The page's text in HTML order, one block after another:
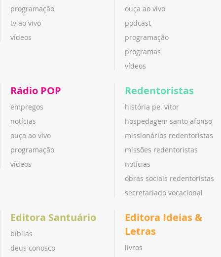
programação
tv ao vivo
vídeos
ouça ao vivo
podcast
programação
programas
vídeos
Rádio POP
empregos
notícias
ouça ao vivo
programação
vídeos
Redentoristas
história pe. vitor
hospedagem santo afonso
missionários redentoristas
missões redentoristas
notícias
obras sociais redentoristas
secretariado vocacional
Editora Santuário
bíblias
deus conosco
Editora Ideias &
Letras
livros